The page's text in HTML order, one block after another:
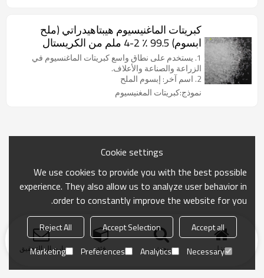
كبريتات الماغنيسيوم هيبتاهيدراتي (ملح
ابسوم) 99.5 ٪ 2-4 ملم من الكريستال
1. يستخدم على نطاق واسع كبريتات الماغنسيوم في
الزراعة والصناعة والأعلاف.
2. اسم آخر: إبسوم الملح
نموذج:كبريتات المغنيسيوم
منزل بحث فئة ارسال التحقيق
Cookie settings
We use cookies to provide you with the best possible
experience. They also allow us to analyze user behavior in
order to constantly improve the website for you.
Accept all
Accept Selection
Reject All
Necessary
Analytics
Preferences
Marketing